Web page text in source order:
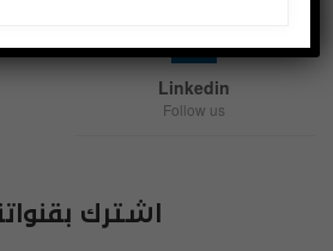
Linkedin
Follow us
اشترك